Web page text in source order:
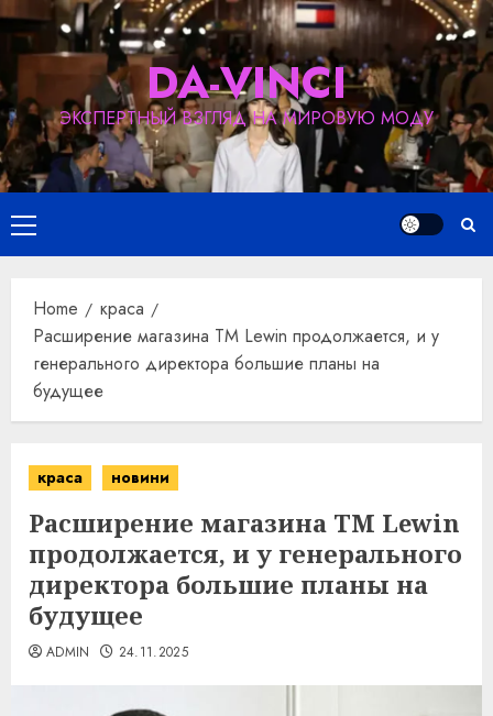
Skip
content
DA-VINCI
ЭКСПЕРТНЫЙ ВЗГЛЯД НА МИРОВУЮ МОДУ
Primary
Menu
Home
краса
Расширение магазина TM Lewin продолжается, и у
генерального директора большие планы на
будущее
краса новини
Расширение магазина TM Lewin
продолжается, и у генерального
директора большие планы на
будущее
ADMIN 24.11.2025